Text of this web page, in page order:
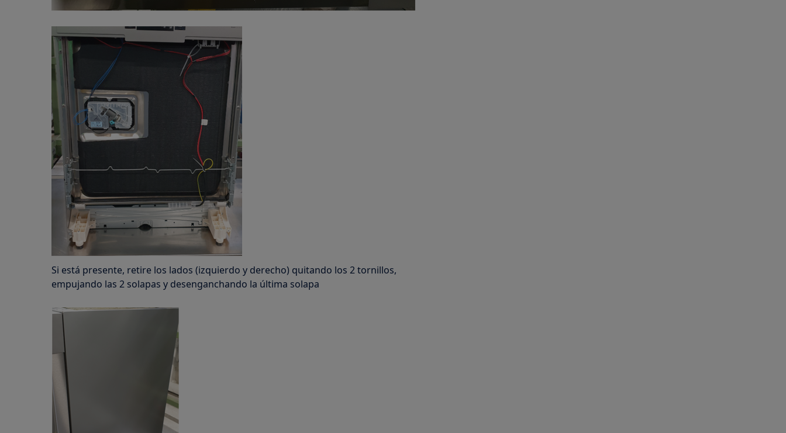
Si está presente, retire los lados (izquierdo y derecho) quitando los 2 tornillos,
empujando las 2 solapas y desenganchando la última solapa